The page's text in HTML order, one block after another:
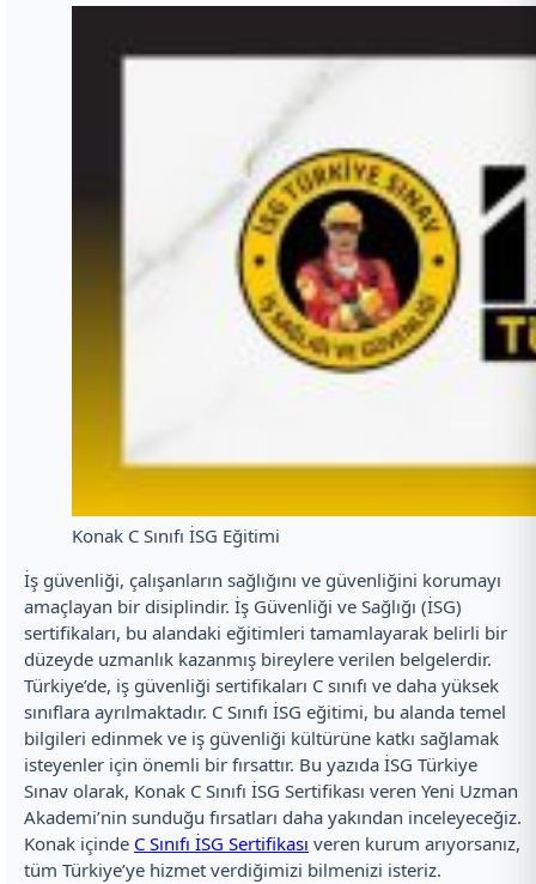
Konak C Sınıfı İSG Eğitimi
İş güvenliği, çalışanların sağlığını ve güvenliğini korumayı
amaçlayan bir disiplindir. İş Güvenliği ve Sağlığı (İSG)
sertifikaları, bu alandaki eğitimleri tamamlayarak belirli bir
düzeyde uzmanlık kazanmış bireylere verilen belgelerdir.
Türkiye’de, iş güvenliği sertifikaları C sınıfı ve daha yüksek
sınıflara ayrılmaktadır. C Sınıfı İSG eğitimi, bu alanda temel
bilgileri edinmek ve iş güvenliği kültürüne katkı sağlamak
isteyenler için önemli bir fırsattır. Bu yazıda İSG Türkiye
Sınav olarak, Konak C Sınıfı İSG Sertifikası veren Yeni Uzman
Akademi’nin sunduğu fırsatları daha yakından inceleyeceğiz.
Konak içinde C Sınıfı İSG Sertifikası veren kurum arıyorsanız,
tüm Türkiye’ye hizmet verdiğimizi bilmenizi isteriz.